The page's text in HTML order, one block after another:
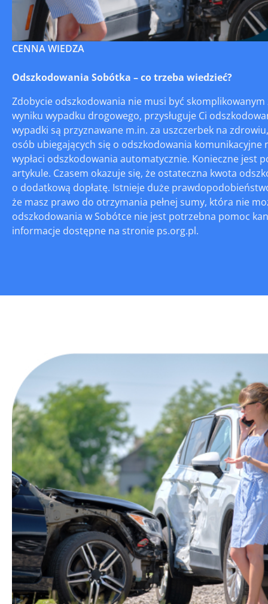
CENNA WIEDZA
Odszkodowania Sobótka – co trzeba wiedzieć?
Zdobycie odszkodowania nie musi być
wyniku wypadku drogowego, przysługuje Ci
wypadki są przyznawane m.in. za uszczerbek na
osób ubiegających się o odszkodowania
wypłaci odszkodowania automatycznie. Konieczne jest
artykule. Czasem okazuje się, że ostateczna kwota
o dodatkową dopłatę. Istnieje duże
że masz prawo do otrzymania pełnej sumy, która nie
odszkodowania w Sobótce nie jest potrzebna pomoc
informacje dostępne na stronie ps.org.pl.